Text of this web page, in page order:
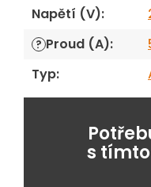
Napětí (V):
? Proud (A):
Typ:
s